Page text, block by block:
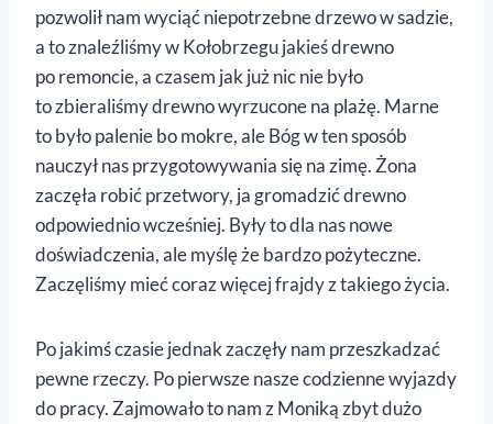
pozwolił nam wyciąć niepotrzebne drzewo w sadzie,
a to znaleźliśmy w Kołobrzegu jakieś drewno
po remoncie, a czasem jak już nic nie było
to zbieraliśmy drewno wyrzucone na plażę. Marne
to było palenie bo mokre, ale Bóg w ten sposób
nauczył nas przygotowywania się na zimę. Żona
zaczęła robić przetwory, ja gromadzić drewno
odpowiednio wcześniej. Były to dla nas nowe
doświadczenia, ale myślę że bardzo pożyteczne.
Zaczęliśmy mieć coraz więcej frajdy z takiego życia.
Po jakimś czasie jednak zaczęły nam przeszkadzać
pewne rzeczy. Po pierwsze nasze codzienne wyjazdy
do pracy. Zajmowało to nam z Moniką zbyt dużo